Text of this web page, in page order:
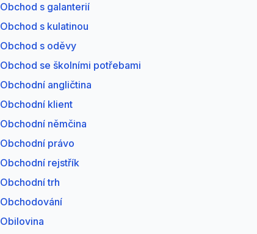
Obchod s galanterií
Obchod s kulatinou
Obchod s oděvy
Obchod se školními potřebami
Obchodní angličtina
Obchodní klient
Obchodní němčina
Obchodní právo
Obchodní rejstřík
Obchodní trh
Obchodování
Obilovina